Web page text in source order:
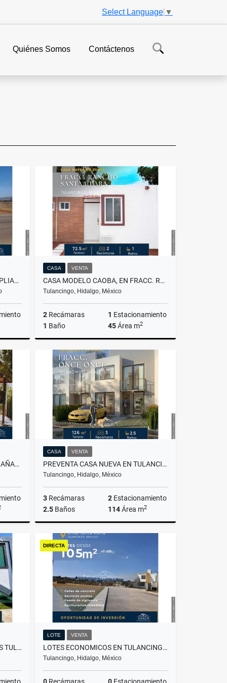
Select Language ▼
Quiénes Somos Contáctenos
LOTES EN VENTA EN FRACC AMPLIACION LA PERLA DEL SUR EN SANTIAGO
Venta
CASA VENTA
CASA MODELO CAOBA, EN FRACC. RANCHO SANTA CLARA, TULANCINGO.
Tulancingo, Hidalgo, México
2 Recámaras 1 Estacionamiento
1 Baño 45Área m2
$920,000
VENTA DE PROPIEDAD CON CABAÑAS EN ACAXOCHITLAN, HIDALGO
Venta
CASA VENTA
PREVENTA CASA NUEVA EN TULANCINGO, FRACC 11:11
Tulancingo, Hidalgo, México
3 Recámaras 2 Estacionamiento
2.5 Baños 114Área m2
CASA EN VENTA EN SAN ANDRÉS TULANCINGO CON DOBLE ALTURA Y JARDÍN
DIRECTA
LOTE VENTA
LOTES ECONOMICOS EN TULANCINGO, SE ACEPTA CRÉDITO INFONAVIT
Tulancingo, Hidalgo, México